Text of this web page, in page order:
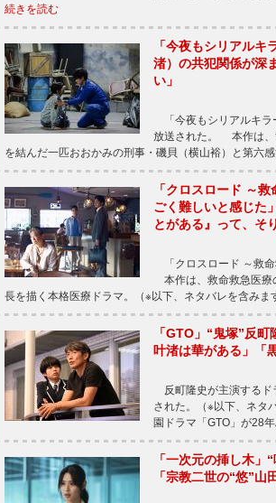
続きを読む
「今夜もシリアル
渚）の共犯関係が深
い」
「今夜もシリアルキラ
放送された。 本作は、
を結んだ一匹おおかみの刑事・磯貝（横山裕）と第六
「クロスロード ～
ごく難しいと感じた
とがある』って、そ
「クロスロード ～救命
本作は、救命救急医療
長を描く本格医療ドラマ。（※以下、ネタバレを含み
「GTO」“鬼塚”反
叶渚は華がある」「
反町隆史が主演するド
された。（※以下、ネ
園ドラマ「GTO」が28
「一次元の挿し木」
「宗教二世の“悠”山